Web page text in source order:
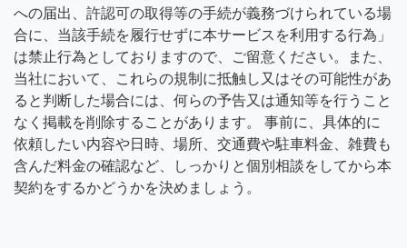
への届出、許認可の取得等の手続が義務づけられている場
合に、当該手続を履行せずに本サービスを利用する行為」
は禁止行為としておりますので、ご留意ください。また、
当社において、これらの規制に抵触し又はその可能性があ
ると判断した場合には、何らの予告又は通知等を行うこと
なく掲載を削除することがあります。 事前に、具体的に
依頼したい内容や日時、場所、交通費や駐車料金、雑費も
含んだ料金の確認など、しっかりと個別相談をしてから本
契約をするかどうかを決めましょう。